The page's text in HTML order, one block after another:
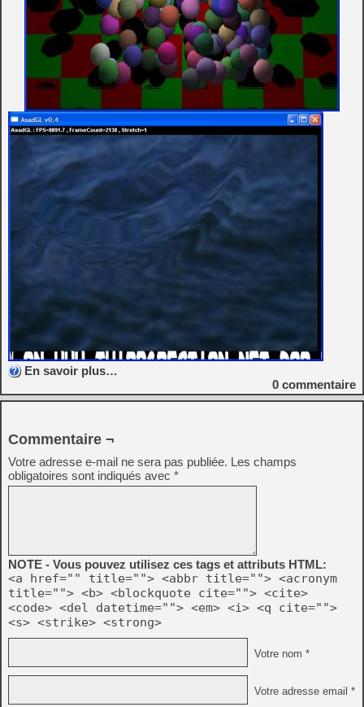
En savoir plus…
0 commentaire
Commentaire ¬
Votre adresse e-mail ne sera pas publiée. Les champs
obligatoires sont indiqués avec *
NOTE - Vous pouvez utilisez ces tags et attributs HTML:
<a href="" title=""> <abbr title=""> <acronym
title=""> <b> <blockquote cite=""> <cite>
<code> <del datetime=""> <em> <i> <q cite="">
<s> <strike> <strong>
Votre nom *
Votre adresse email *